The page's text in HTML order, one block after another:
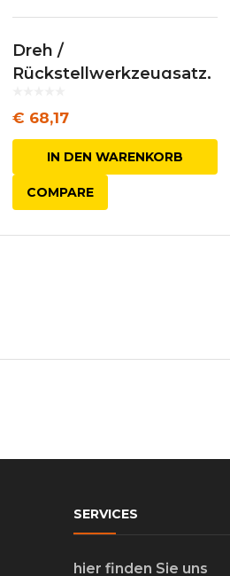
Dreh /
Rückstellwerkzeugsatz,
€ 68,17
IN DEN WARENKORB
COMPARE
SERVICES
hier finden Sie uns